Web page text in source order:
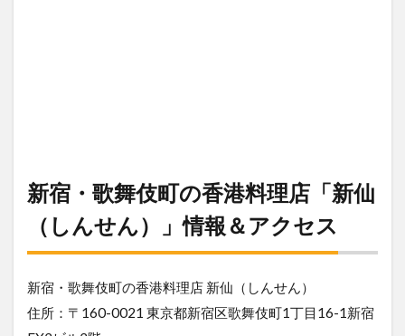
新宿・歌舞伎町の香港料理店「新仙
（しんせん）」情報＆アクセス
新宿・歌舞伎町の香港料理店 新仙（しんせん）
住所：〒160-0021 東京都新宿区歌舞伎町1丁目16-1新宿